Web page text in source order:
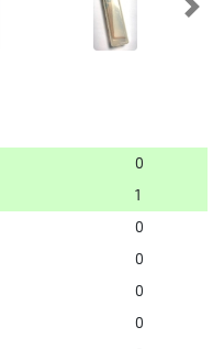
0
1
0
0
0
0